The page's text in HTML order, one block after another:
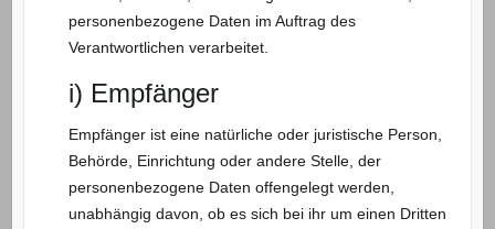
personenbezogene Daten im Auftrag des
Verantwortlichen verarbeitet.
i) Empfänger
Empfänger ist eine natürliche oder juristische Person,
Behörde, Einrichtung oder andere Stelle, der
personenbezogene Daten offengelegt werden,
unabhängig davon, ob es sich bei ihr um einen Dritten